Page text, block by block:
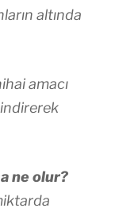
altında
amacı
ne olur?